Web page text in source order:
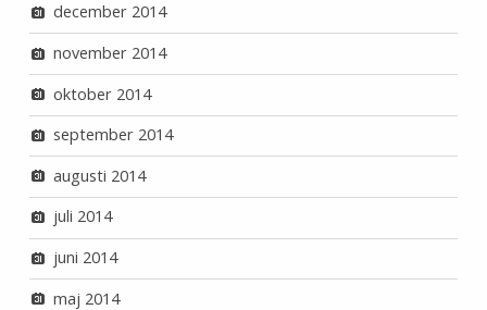
december 2014
november 2014
oktober 2014
september 2014
augusti 2014
juli 2014
juni 2014
maj 2014